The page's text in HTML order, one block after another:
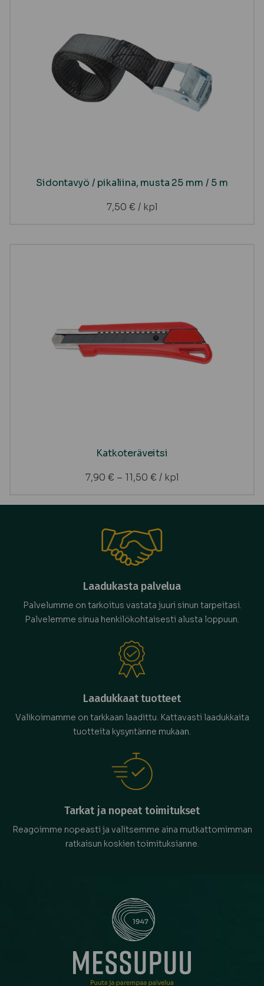
Sidontavyö / pikaliina, musta 25 mm / 5 m
7,50 € / kpl
Katkoteräveitsi
7,90 € – 11,50 € / kpl
Laadukasta palvelua
Palvelumme on tarkoitus vastata juuri sinun tarpeitasi.
Palvelemme sinua henkilökohtaisesti alusta loppuun.
Laadukkaat tuotteet
Valikoimamme on tarkkaan laadittu. Kattavasti laadukkaita
tuotteita kysyntänne mukaan.
Tarkat ja nopeat toimitukset
Reagoimme nopeasti ja valitsemme aina mutkattomimman
ratkaisun koskien toimituksianne.